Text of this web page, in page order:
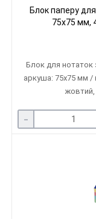
Блок паперу
75х75 мм,
Блок для нотаток
аркуша: 75х75 мм /
жовтий,
-